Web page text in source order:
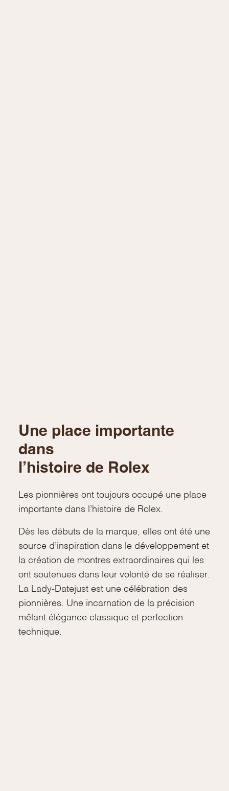
Une place importante
dans
l’histoire de Rolex
Les pionnières ont toujours occupé une place
importante dans l’histoire de Rolex.
Dès les débuts de la marque, elles ont été une
source d’inspiration dans le développement et
la création de montres extraordinaires qui les
ont soutenues dans leur volonté de se réaliser.
La Lady-Datejust est une célébration des
pionnières. Une incarnation de la précision
mêlant élégance classique et perfection
technique.